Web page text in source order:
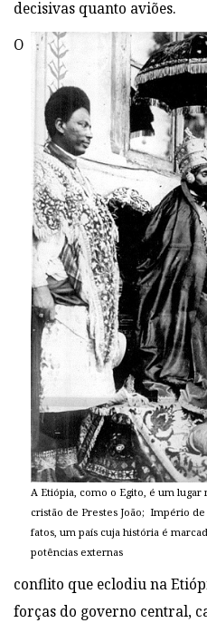
decisivas quanto aviões.
A Etiópia, como o Egito, é um lugar
cristão de Prestes João; Império
fatos, um país cuja história é
potências externas
O
conflito que eclodiu na
forças do governo central,